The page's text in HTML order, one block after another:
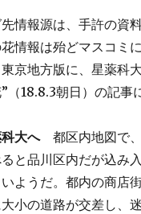
情報源は、手許の資
情報は殆どマスコミ
京地方版に、星薬科
（18.8.3朝日）の記事
大へ都区内地図で
と品川区内だが込み
ようだ。都内の商店
小の道路が交差し、